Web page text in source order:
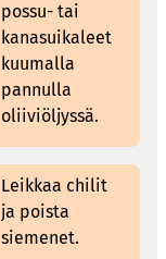
possu- tai
kanasuikaleet
kuumalla
pannulla
oliiviöljyssä.
Leikkaa chilit
ja poista
siemenet.